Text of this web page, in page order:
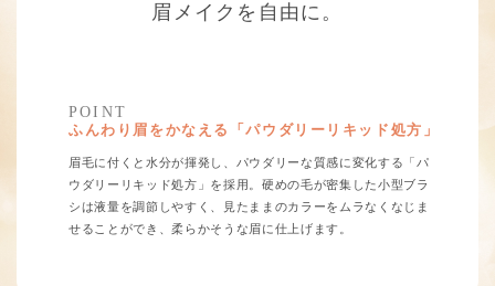
眉メイクを自由に。
POINT
ふんわり眉をかなえる「パウダリーリキッド処方」
眉毛に付くと水分が揮発し、パウダリーな質感に変化する「パ
ウダリーリキッド処方」を採用。硬めの毛が密集した小型ブラ
シは液量を調節しやすく、見たままのカラーをムラなくなじま
せることができ、柔らかそうな眉に仕上げます。